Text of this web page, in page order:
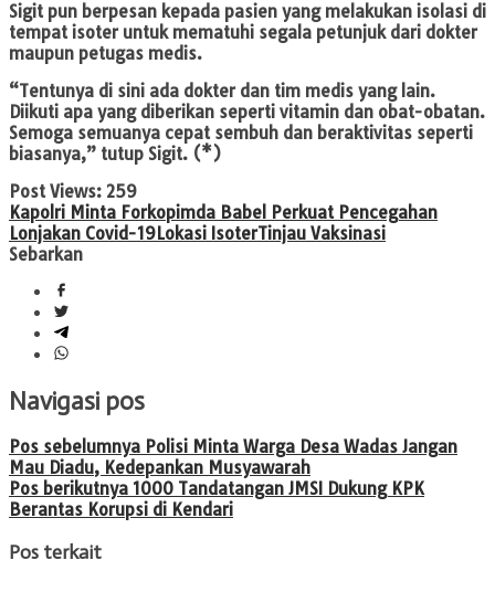
Sigit pun berpesan kepada pasien yang melakukan isolasi di
tempat isoter untuk mematuhi segala petunjuk dari dokter
maupun petugas medis.
“Tentunya di sini ada dokter dan tim medis yang lain.
Diikuti apa yang diberikan seperti vitamin dan obat-obatan.
Semoga semuanya cepat sembuh dan beraktivitas seperti
biasanya,” tutup Sigit. (*)
Post Views: 259
Kapolri Minta Forkopimda Babel Perkuat Pencegahan
Lonjakan Covid-19Lokasi IsoterTinjau Vaksinasi
Sebarkan
Navigasi pos
Pos sebelumnya Polisi Minta Warga Desa Wadas Jangan
Mau Diadu, Kedepankan Musyawarah
Pos berikutnya 1000 Tandatangan JMSI Dukung KPK
Berantas Korupsi di Kendari
Pos terkait